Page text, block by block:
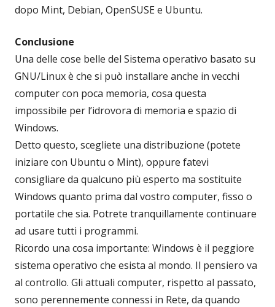
dopo Mint, Debian, OpenSUSE e Ubuntu.
Conclusione
Una delle cose belle del Sistema operativo basato su
GNU/Linux è che si può installare anche in vecchi
computer con poca memoria, cosa questa
impossibile per l’idrovora di memoria e spazio di
Windows.
Detto questo, scegliete una distribuzione (potete
iniziare con Ubuntu o Mint), oppure fatevi
consigliare da qualcuno più esperto ma sostituite
Windows quanto prima dal vostro computer, fisso o
portatile che sia. Potrete tranquillamente continuare
ad usare tutti i programmi.
Ricordo una cosa importante: Windows è il peggiore
sistema operativo che esista al mondo. Il pensiero va
al controllo. Gli attuali computer, rispetto al passato,
sono perennemente connessi in Rete, da quando